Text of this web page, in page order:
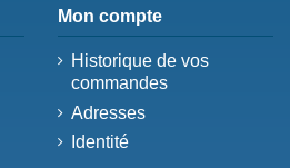
Mon compte
Historique de vos
commandes
Adresses
Identité